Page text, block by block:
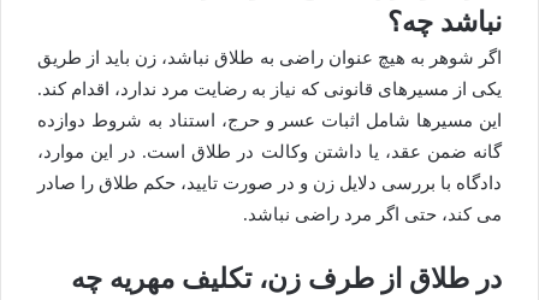
نباشد چه؟
اگر شوهر به هیچ عنوان راضی به طلاق نباشد، زن باید از طریق
یکی از مسیرهای قانونی که نیاز به رضایت مرد ندارد، اقدام کند.
این مسیرها شامل اثبات عسر و حرج، استناد به شروط دوازده
گانه ضمن عقد، یا داشتن وکالت در طلاق است. در این موارد،
دادگاه با بررسی دلایل زن و در صورت تایید، حکم طلاق را صادر
می کند، حتی اگر مرد راضی نباشد.
در طلاق از طرف زن، تکلیف مهریه چه